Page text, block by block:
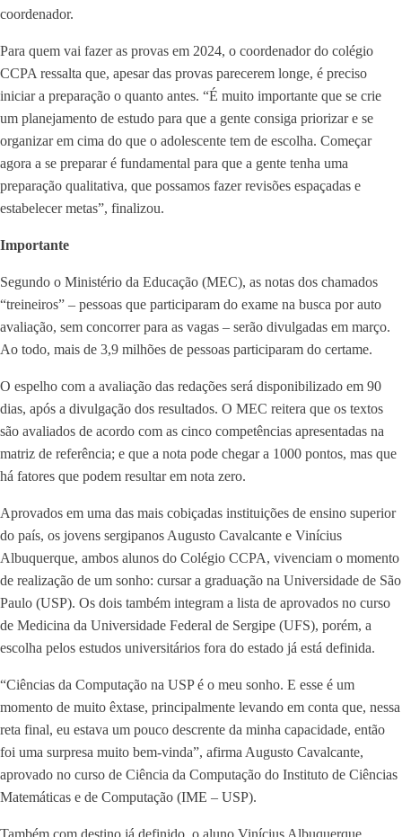
coordenador.
Para quem vai fazer as provas em 2024, o coordenador do colégio
CCPA ressalta que, apesar das provas parecerem longe, é preciso
iniciar a preparação o quanto antes. “É muito importante que se crie
um planejamento de estudo para que a gente consiga priorizar e se
organizar em cima do que o adolescente tem de escolha. Começar
agora a se preparar é fundamental para que a gente tenha uma
preparação qualitativa, que possamos fazer revisões espaçadas e
estabelecer metas”, finalizou.
Importante
Segundo o Ministério da Educação (MEC), as notas dos chamados
“treineiros” – pessoas que participaram do exame na busca por auto
avaliação, sem concorrer para as vagas – serão divulgadas em março.
Ao todo, mais de 3,9 milhões de pessoas participaram do certame.
O espelho com a avaliação das redações será disponibilizado em 90
dias, após a divulgação dos resultados. O MEC reitera que os textos
são avaliados de acordo com as cinco competências apresentadas na
matriz de referência; e que a nota pode chegar a 1000 pontos, mas que
há fatores que podem resultar em nota zero.
Aprovados em uma das mais cobiçadas instituições de ensino superior
do país, os jovens sergipanos Augusto Cavalcante e Vinícius
Albuquerque, ambos alunos do Colégio CCPA, vivenciam o momento
de realização de um sonho: cursar a graduação na Universidade de São
Paulo (USP). Os dois também integram a lista de aprovados no curso
de Medicina da Universidade Federal de Sergipe (UFS), porém, a
escolha pelos estudos universitários fora do estado já está definida.
“Ciências da Computação na USP é o meu sonho. E esse é um
momento de muito êxtase, principalmente levando em conta que, nessa
reta final, eu estava um pouco descrente da minha capacidade, então
foi uma surpresa muito bem-vinda”, afirma Augusto Cavalcante,
aprovado no curso de Ciência da Computação do Instituto de Ciências
Matemáticas e de Computação (IME – USP).
Também com destino já definido, o aluno Vinícius Albuquerque,